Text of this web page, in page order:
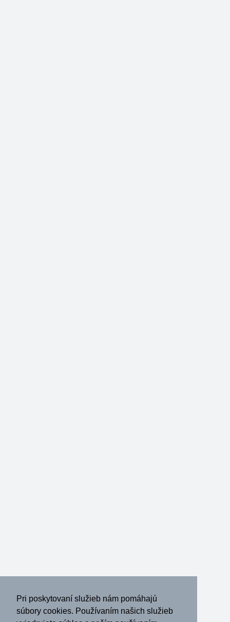
Pri poskytovaní služieb nám pomáhajú
súbory cookies. Používaním našich služieb